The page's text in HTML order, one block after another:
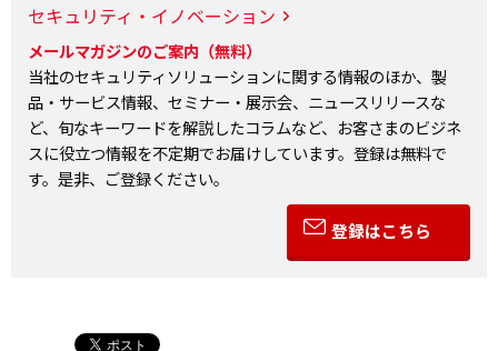
セキュリティ・イノベーション
メールマガジンのご案内（無料）
当社のセキュリティソリューションに関する情報のほか、製
品・サービス情報、セミナー・展示会、ニュースリリースな
ど、旬なキーワードを解説したコラムなど、お客さまのビジネ
スに役立つ情報を不定期でお届けしています。登録は無料で
す。是非、ご登録ください。
登録はこちら